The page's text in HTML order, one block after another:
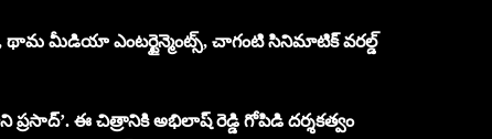
థామ మీడియా ఎంటర్టైన్మెంట్స్, చాగంటి సినిమాటిక్ వరల్డ్
ప్రసాద్’. ఈ చిత్రానికి అభిలాష్ రెడ్డి గోపిడి దర్శకత్వం